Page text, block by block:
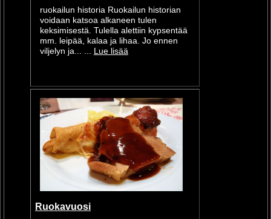
ruokailun historia Ruokailun historian
voidaan katsoa alkaneen tulen
keksimisestä. Tulella alettiin kypsentää
mm. leipää, kalaa ja lihaa. Jo ennen
viljelyn ja... ... Lue lisää
Ruokavuosi